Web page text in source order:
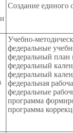
Создание единого
Учебно-
федеральные
федеральный план
федеральный
федеральный
федеральная
федеральные
программа
программа